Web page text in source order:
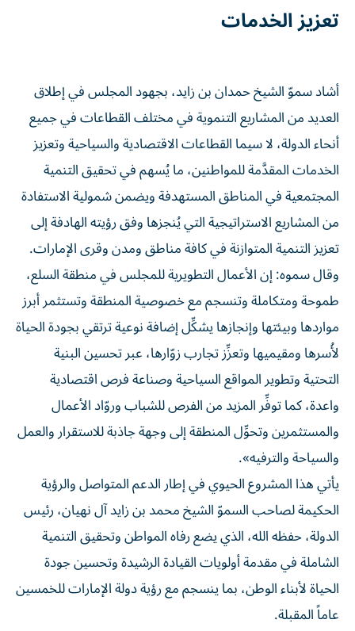
تعزيز الخدمات
أشاد سموّ الشيخ حمدان بن زايد، بجهود المجلس في إطلاق
العديد من المشاريع التنموية في مختلف القطاعات في جميع
أنحاء الدولة، لا سيما القطاعات الاقتصادية والسياحية وتعزيز
الخدمات المقدَّمة للمواطنين، ما يُسهم في تحقيق التنمية
المجتمعية في المناطق المستهدفة ويضمن شمولية الاستفادة
من المشاريع الاستراتيجية التي يُنجزها وفق رؤيته الهادفة إلى
تعزيز التنمية المتوازنة في كافة مناطق ومدن وقرى الإمارات.
وقال سموه: إن الأعمال التطويرية للمجلس في منطقة السلع،
طموحة ومتكاملة وتنسجم مع خصوصية المنطقة وتستثمر أبرز
مواردها وبيئتها وإنجازها يشكِّل إضافة نوعية ترتقي بجودة الحياة
لأُسرها ومقيميها وتعزِّز تجارب زوّارها، عبر تحسين البنية
التحتية وتطوير المواقع السياحية وصناعة فرص اقتصادية
واعدة، كما توفِّر المزيد من الفرص للشباب وروّاد الأعمال
والمستثمرين وتحوِّل المنطقة إلى وجهة جاذبة للاستقرار والعمل
والسياحة والترفيه».
يأتي هذا المشروع الحيوي في إطار الدعم المتواصل والرؤية
الحكيمة لصاحب السموّ الشيخ محمد بن زايد آل نهيان، رئيس
الدولة، حفظه الله، الذي يضع رفاه المواطن وتحقيق التنمية
الشاملة في مقدمة أولويات القيادة الرشيدة وتحسين جودة
الحياة لأبناء الوطن، بما ينسجم مع رؤية دولة الإمارات للخمسين
عاماً المقبلة.